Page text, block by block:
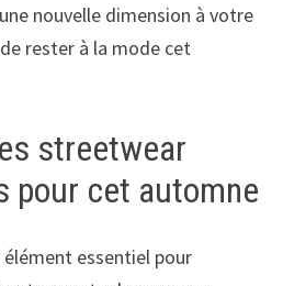
nouvelle dimension à votre
rester à la mode cet
streetwear
pour cet automne
essentiel pour